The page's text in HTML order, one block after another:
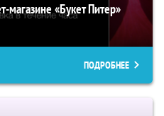
магазине «Букет Питер»
ПОДРОБНЕЕ